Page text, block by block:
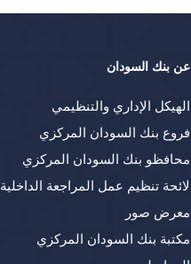
عن بنك السودان
الهيكل الإداري والتنظيمي
فروع بنك السودان المركزي
محافظو بنك السودان المركزي
لائحة تنظيم عمل المراجعة الداخلية
معرض صور
مكتبة بنك السودان المركزي